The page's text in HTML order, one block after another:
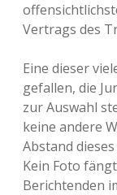
Vertrags des
Eine dieser
gefallen, die
zur Auswahl
keine andere
Abstand
Kein Foto
Berichtenden